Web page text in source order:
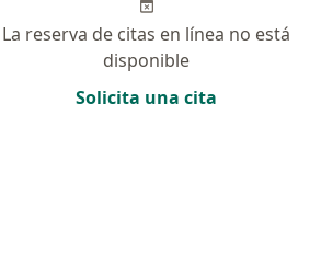
La reserva de citas en línea no está
disponible
Solicita una cita